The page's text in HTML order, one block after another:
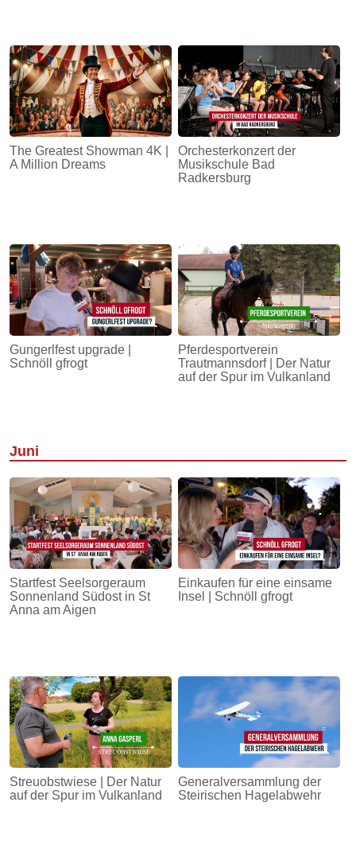
The Greatest Showman 4K |
A Million Dreams
Orchesterkonzert der
Musikschule Bad
Radkersburg
Gungerlfest upgrade |
Schnöll gfrogt
Pferdesportverein
Trautmannsdorf | Der Natur
auf der Spur im Vulkanland
Juni
Startfest Seelsorgeraum
Sonnenland Südost in St
Anna am Aigen
Einkaufen für eine einsame
Insel | Schnöll gfrogt
Streuobstwiese | Der Natur
auf der Spur im Vulkanland
Generalversammlung der
Steirischen Hagelabwehr